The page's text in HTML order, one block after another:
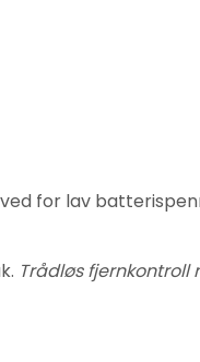
for lav
Trådløs fjernkontroll